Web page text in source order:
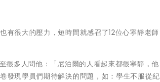
有很大的壓力，短時間就感召了12位心寧靜老師
很多人問他：「尼泊爾的人看起來都很寧靜，他
發現學員們期待解決的問題，如：學生不服從紀